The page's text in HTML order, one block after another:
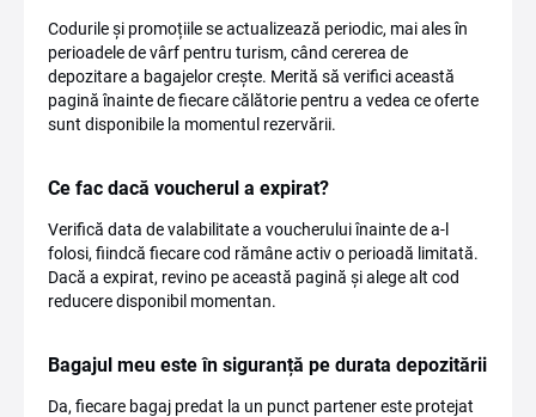
Codurile și promoțiile se actualizează periodic, mai ales în
perioadele de vârf pentru turism, când cererea de
depozitare a bagajelor crește. Merită să verifici această
pagină înainte de fiecare călătorie pentru a vedea ce oferte
sunt disponibile la momentul rezervării.
Ce fac dacă voucherul a expirat?
Verifică data de valabilitate a voucherului înainte de a-l
folosi, fiindcă fiecare cod rămâne activ o perioadă limitată.
Dacă a expirat, revino pe această pagină și alege alt cod
reducere disponibil momentan.
Bagajul meu este în siguranță pe durata depozitării
Da, fiecare bagaj predat la un punct partener este protejat